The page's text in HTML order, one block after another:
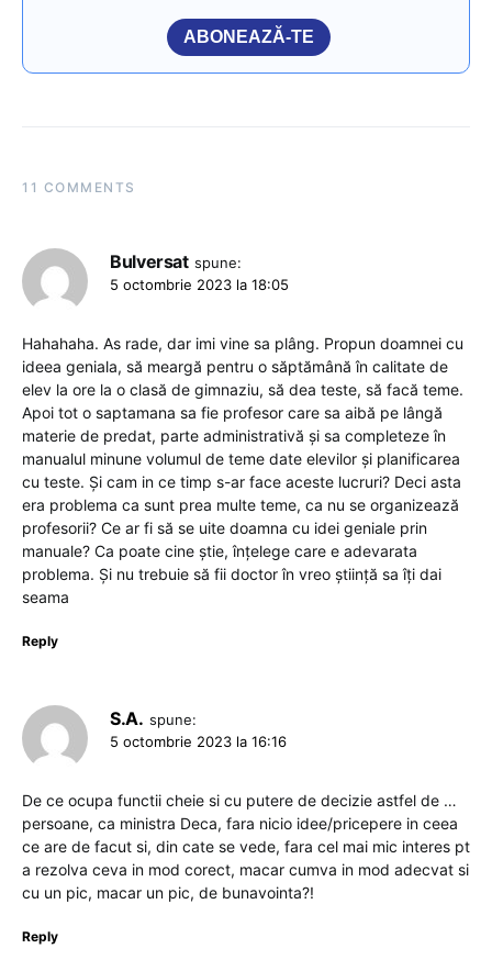
ABONEAZĂ-TE
11 COMMENTS
Bulversat spune:
5 octombrie 2023 la 18:05
Hahahaha. As rade, dar imi vine sa plâng. Propun doamnei cu
ideea geniala, să meargă pentru o săptămână în calitate de
elev la ore la o clasă de gimnaziu, să dea teste, să facă teme.
Apoi tot o saptamana sa fie profesor care sa aibă pe lângă
materie de predat, parte administrativă și sa completeze în
manualul minune volumul de teme date elevilor și planificarea
cu teste. Și cam in ce timp s-ar face aceste lucruri? Deci asta
era problema ca sunt prea multe teme, ca nu se organizează
profesorii? Ce ar fi să se uite doamna cu idei geniale prin
manuale? Ca poate cine știe, înțelege care e adevarata
problema. Și nu trebuie să fii doctor în vreo știință sa îți dai
seama
Reply
S.A. spune:
5 octombrie 2023 la 16:16
De ce ocupa functii cheie si cu putere de decizie astfel de …
persoane, ca ministra Deca, fara nicio idee/pricepere in ceea
ce are de facut si, din cate se vede, fara cel mai mic interes pt
a rezolva ceva in mod corect, macar cumva in mod adecvat si
cu un pic, macar un pic, de bunavointa?!
Reply